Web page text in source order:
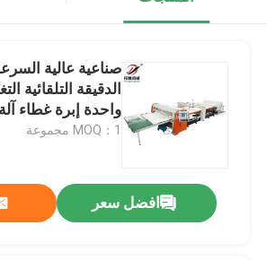
الدقيقة التلقائية
واحدة إبرة غطاء
مع 80 ملم سمك الخياطة القصوى
MOQ：1 مجموعة
افضل سعر